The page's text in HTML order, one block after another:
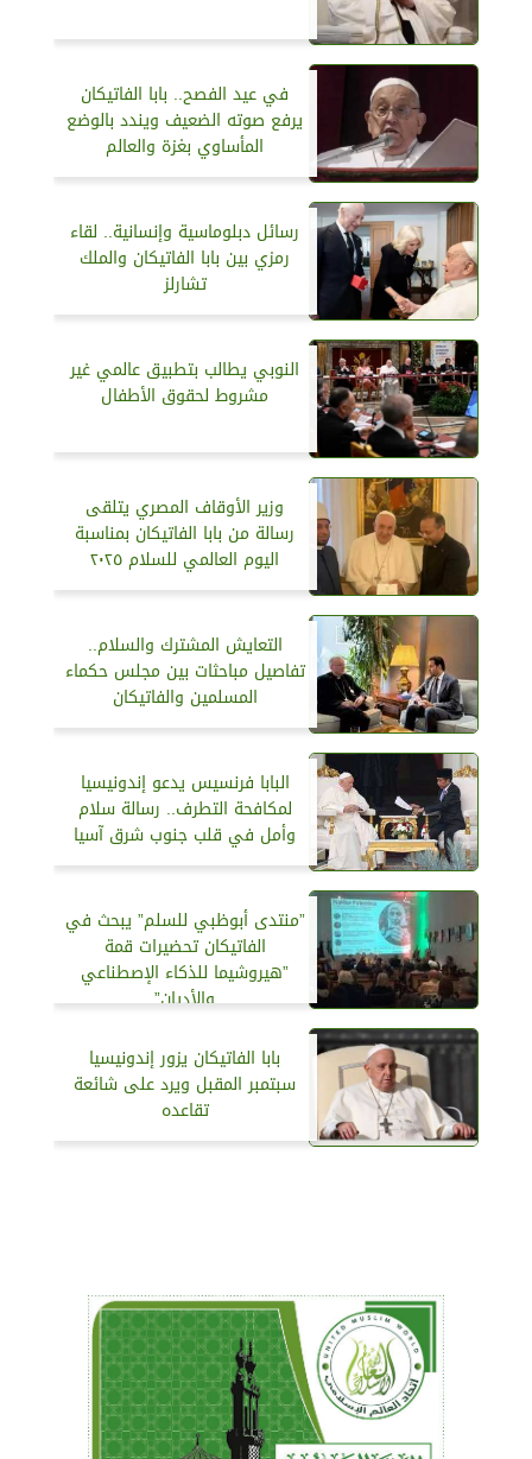
في عيد الفصح.. بابا الفاتيكان
يرفع صوته الضعيف ويندد بالوضع
المأساوي بغزة والعالم
رسائل دبلوماسية وإنسانية.. لقاء
رمزي بين بابا الفاتيكان والملك
تشارلز
النوبي يطالب بتطبيق عالمي غير
مشروط لحقوق الأطفال
وزير الأوقاف المصري يتلقى
رسالة من بابا الفاتيكان بمناسبة
اليوم العالمي للسلام ٢٠٢٥
التعايش المشترك والسلام..
تفاصيل مباحثات بين مجلس حكماء
المسلمين والفاتيكان
البابا فرنسيس يدعو إندونيسيا
لمكافحة التطرف.. رسالة سلام
وأمل في قلب جنوب شرق آسيا
”منتدى أبوظبي للسلم” يبحث في
الفاتيكان تحضيرات قمة
”هيروشيما للذكاء الإصطناعي
والأديان”
بابا الفاتيكان يزور إندونيسيا
سبتمبر المقبل ويرد على شائعة
تقاعده